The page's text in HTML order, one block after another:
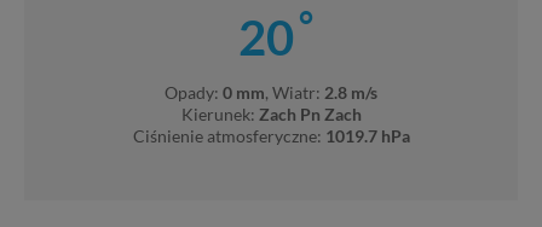
20°
Opady: 0 mm, Wiatr: 2.8 m/s
Kierunek: Zach Pn Zach
Ciśnienie atmosferyczne: 1019.7 hPa